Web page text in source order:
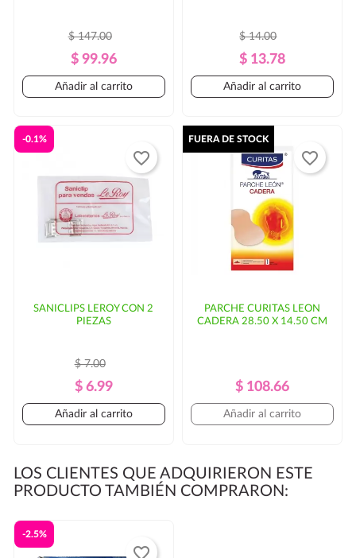
Precio
Regular
$ 147.00
Precio
$ 99.96
Añadir al carrito
Precio
Regular
$ 14.00
Precio
$ 13.78
Añadir al carrito
SANICLIPS LEROY CON 2
PIEZAS
Precio
Regular
$ 7.00
Precio
$ 6.99
-0.1%
Añadir al carrito
favorite_border
PARCHE CURITAS LEON
CADERA 28.50 X 14.50 CM
Precio
Regular
Precio
$ 108.66
FUERA DE STOCK
Añadir al carrito
favorite_border
LOS CLIENTES QUE ADQUIRIERON ESTE
PRODUCTO TAMBIÉN COMPRARON:
-2.5%
favorite_border